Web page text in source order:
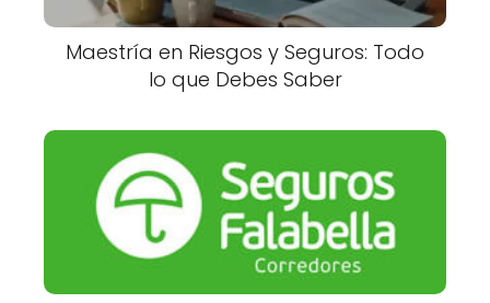
Maestría en Riesgos y Seguros: Todo
lo que Debes Saber